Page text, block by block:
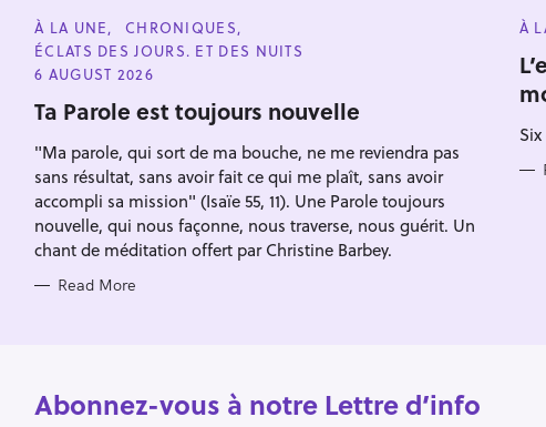
C
A
T
E
O
R
E
S
À LA UNE
CHRONIQUES
ÉCLATS DES JOURS. ET DES NUITS
6 AUGUST 2026
Ta Parole est toujours nouvelle
"Ma parole, qui sort de ma bouche, ne me reviendra pas
sans résultat, sans avoir fait ce qui me plaît, sans avoir
accompli sa mission" (Isaïe 55, 11). Une Parole toujours
nouvelle, qui nous façonne, nous traverse, nous guérit. Un
chant de méditation offert par Christine Barbey.
Read More
C
T
E
G
O
I
S
À
Abonnez-vous à notre Lettre d’info
a
r
h
f
o
r
: